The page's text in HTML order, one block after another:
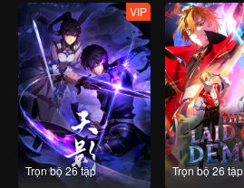
Trọn bộ 26 tập
VIP
Trọn bộ 26 tập